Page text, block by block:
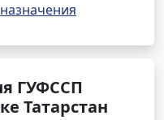
ГУФССП
Татарстан